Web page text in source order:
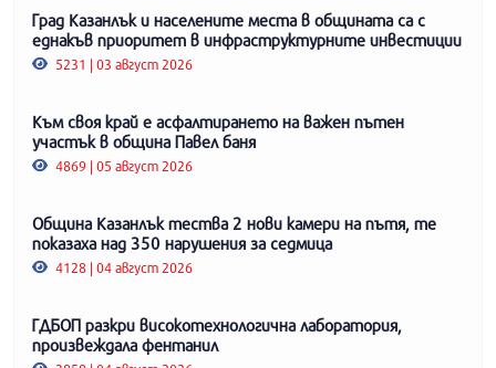
Град Казанлък и населените места в общината са с
еднакъв приоритет в инфраструктурните инвестиции
5231 | 03 август 2026
Към своя край е асфалтирането на важен пътен
участък в община Павел баня
4869 | 05 август 2026
Община Казанлък тества 2 нови камери на пътя, те
показаха над 350 нарушения за седмица
4128 | 04 август 2026
ГДБОП разкри високотехнологична лаборатория,
произвеждала фентанил